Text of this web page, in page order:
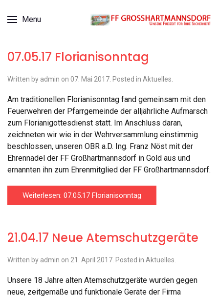
Menu
07.05.17 Florianisonntag
Written by admin on 07. Mai 2017 . Posted in Aktuelles
Am traditionellen Florianisonntag fand gemeinsam mit den
Feuerwehren der Pfarrgemeinde der alljährliche Aufmarsch
zum Florianigottesdienst statt. Im Anschluss daran,
zeichneten wir wie in der Wehrversammlung einstimmig
beschlossen, unseren OBR a.D. Ing. Franz Nöst mit der
Ehrennadel der FF Großhartmannsdorf in Gold aus und
ernannten ihn zum Ehrenmitglied der FF Großhartmannsdorf.
Weiterlesen: 07.05.17 Florianisonntag
21.04.17 Neue Atemschutzgeräte
Written by admin on 21. April 2017 . Posted in Aktuelles
Unsere 18 Jahre alten Atemschutzgeräte wurden gegen
neue, zeitgemäße und funktionale Geräte der Firma